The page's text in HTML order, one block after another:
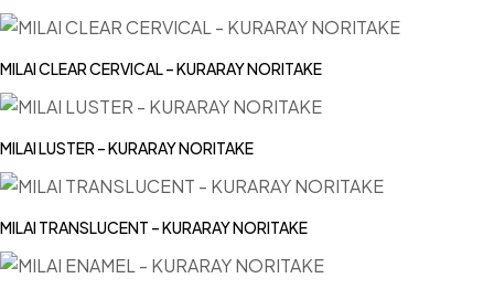
MILAI CLEAR CERVICAL – KURARAY NORITAKE
MILAI LUSTER – KURARAY NORITAKE
MILAI TRANSLUCENT – KURARAY NORITAKE